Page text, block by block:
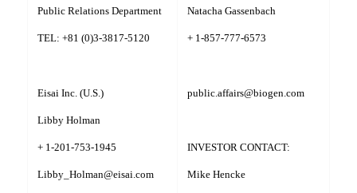
Public Relations Department
TEL: +81 (0)3-3817-5120
Eisai Inc. (U.S.)
Libby Holman
+ 1-201-753-1945
Libby_Holman@eisai.com
Natacha Gassenbach
+ 1-857-777-6573
public.affairs@biogen.com
INVESTOR CONTACT:
Mike Hencke